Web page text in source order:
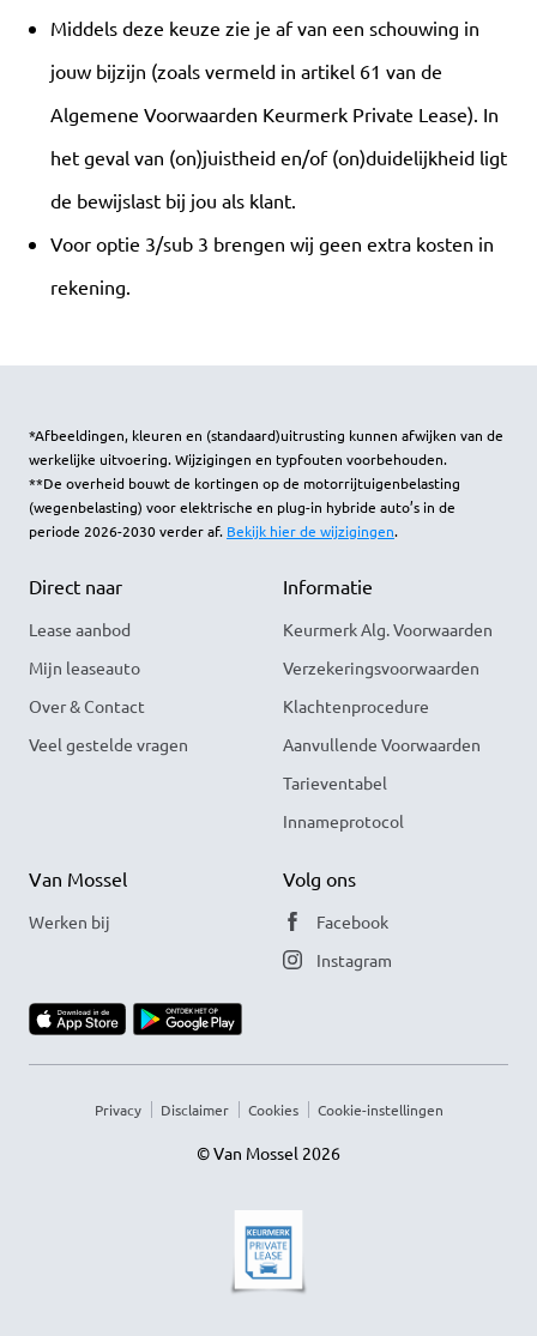
Middels deze keuze zie je af van een schouwing in
jouw bijzijn (zoals vermeld in artikel 61 van de
Algemene Voorwaarden Keurmerk Private Lease). In
het geval van (on)juistheid en/of (on)duidelijkheid ligt
de bewijslast bij jou als klant.
Voor optie 3/sub 3 brengen wij geen extra kosten in
rekening.
*Afbeeldingen, kleuren en (standaard)uitrusting kunnen afwijken van de
werkelijke uitvoering. Wijzigingen en typfouten voorbehouden.
**De overheid bouwt de kortingen op de motorrijtuigenbelasting
(wegenbelasting) voor elektrische en plug-in hybride auto’s in de
periode 2026-2030 verder af. Bekijk hier de wijzigingen.
Direct naar
Lease aanbod
Mijn leaseauto
Over & Contact
Veel gestelde vragen
Informatie
Keurmerk Alg. Voorwaarden
Verzekeringsvoorwaarden
Klachtenprocedure
Aanvullende Voorwaarden
Tarieventabel
Innameprotocol
Van Mossel
Werken bij
Volg ons
Facebook
Instagram
Privacy Disclaimer Cookies Cookie-instellingen
© Van Mossel 2026